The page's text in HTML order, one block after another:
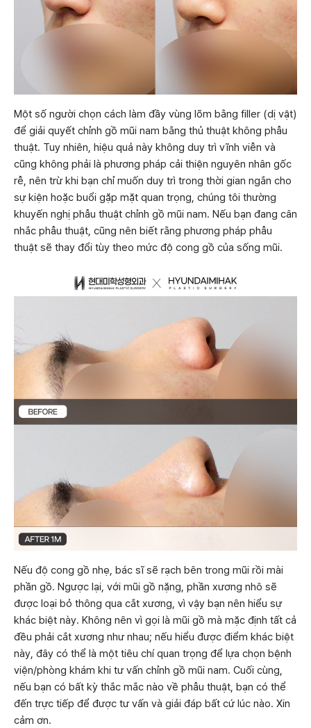
Một số người chọn cách làm đầy vùng lõm bằng filler (dị vật)
để giải quyết chỉnh gồ mũi nam bằng thủ thuật không phẫu
thuật. Tuy nhiên, hiệu quả này không duy trì vĩnh viễn và
cũng không phải là phương pháp cải thiện nguyên nhân gốc
rễ, nên trừ khi bạn chỉ muốn duy trì trong thời gian ngắn cho
sự kiện hoặc buổi gặp mặt quan trọng, chúng tôi thường
khuyến nghị phẫu thuật chỉnh gồ mũi nam. Nếu bạn đang cân
nhắc phẫu thuật, cũng nên biết rằng phương pháp phẫu
thuật sẽ thay đổi tùy theo mức độ cong gồ của sống mũi.
Nếu độ cong gồ nhẹ, bác sĩ sẽ rạch bên trong mũi rồi mài
phần gồ. Ngược lại, với mũi gồ nặng, phần xương nhô sẽ
được loại bỏ thông qua cắt xương, vì vậy bạn nên hiểu sự
khác biệt này. Không nên vì gọi là mũi gồ mà mặc định tất cả
đều phải cắt xương như nhau; nếu hiểu được điểm khác biệt
này, đây có thể là một tiêu chí quan trọng để lựa chọn bệnh
viện/phòng khám khi tư vấn chỉnh gồ mũi nam. Cuối cùng,
nếu bạn có bất kỳ thắc mắc nào về phẫu thuật, bạn có thể
đến trực tiếp để được tư vấn và giải đáp bất cứ lúc nào. Xin
cảm ơn.